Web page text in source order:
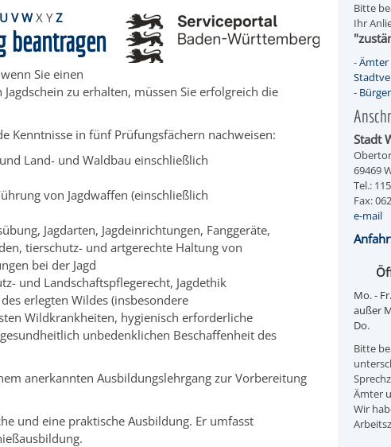
U V W X Y Z
beantragen
Sie einen
zu erhalten, müssen Sie erfolgreich die
Kenntnisse in fünf Prüfungsfächern nachweisen:
Land- und Waldbau einschließlich
von Jagdwaffen (einschließlich
Jagdarten, Jagdeinrichtungen, Fanggeräte,
tierschutz- und artgerechte Haltung von
bei der Jagd
und Landschaftspflegerecht, Jagdethik
erlegten Wildes (insbesondere
Wildkrankheiten, hygienisch erforderliche
unbedenklichen Beschaffenheit des
anerkannten Ausbildungslehrgang zur Vorbereitung
und eine praktische Ausbildung. Er umfasst
Bitte
Ihr
-Ämter
-
Stadt
69469
Tel.: 115
Fax:
e-mail
Mo. - Fr.
außer
Do.
Bitte
Ämter
Wir